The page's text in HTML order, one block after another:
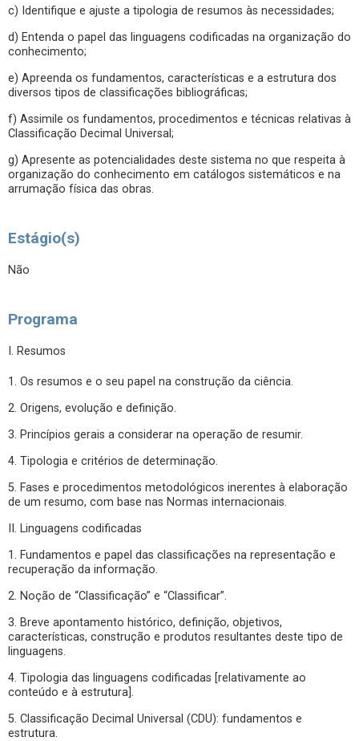
c) Identifique e ajuste a tipologia de resumos às necessidades;
d) Entenda o papel das linguagens codificadas na organização do
conhecimento;
e) Apreenda os fundamentos, características e a estrutura dos
diversos tipos de classificações bibliográficas;
f) Assimile os fundamentos, procedimentos e técnicas relativas à
Classificação Decimal Universal;
g) Apresente as potencialidades deste sistema no que respeita à
organização do conhecimento em catálogos sistemáticos e na
arrumação física das obras.
Estágio(s)
Não
Programa
I. Resumos
1. Os resumos e o seu papel na construção da ciência.
2. Origens, evolução e definição.
3. Princípios gerais a considerar na operação de resumir.
4. Tipologia e critérios de determinação.
5. Fases e procedimentos metodológicos inerentes à elaboração
de um resumo, com base nas Normas internacionais.
II. Linguagens codificadas
1. Fundamentos e papel das classificações na representação e
recuperação da informação.
2. Noção de “Classificação” e “Classificar”.
3. Breve apontamento histórico, definição, objetivos,
características, construção e produtos resultantes deste tipo de
linguagens.
4. Tipologia das linguagens codificadas [relativamente ao
conteúdo e à estrutura].
5. Classificação Decimal Universal (CDU): fundamentos e
estrutura.